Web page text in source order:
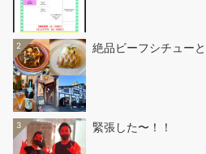
2 絶品ビーフシチュー
3 緊張した〜！！